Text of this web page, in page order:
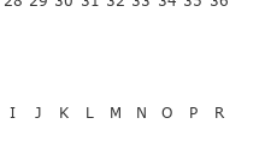
I J K L M N O P
R